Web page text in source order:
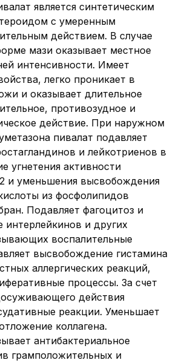
является синтетическим
с умеренным
действием. В случае
мази оказывает местное
интенсивности. Имеет
легко проникает в
и оказывает длительное
противозудное и
действие. При наружном
пивалат подавляет
и лейкотриенов в
угнетения активности
и уменьшения высвобождения
из фосфолипидов
Подавляет фагоцитоз и
и других
воспалительные
высвобождение гистамина
аллергических реакций,
процессы. За счет
действия
реакции. Уменьшает
коллагена.
антибактериальное
грамположительных и